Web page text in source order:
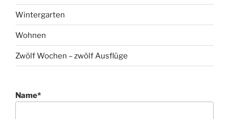
Zwölf Wochen – zwölf Ausflüge
Name*
Email*